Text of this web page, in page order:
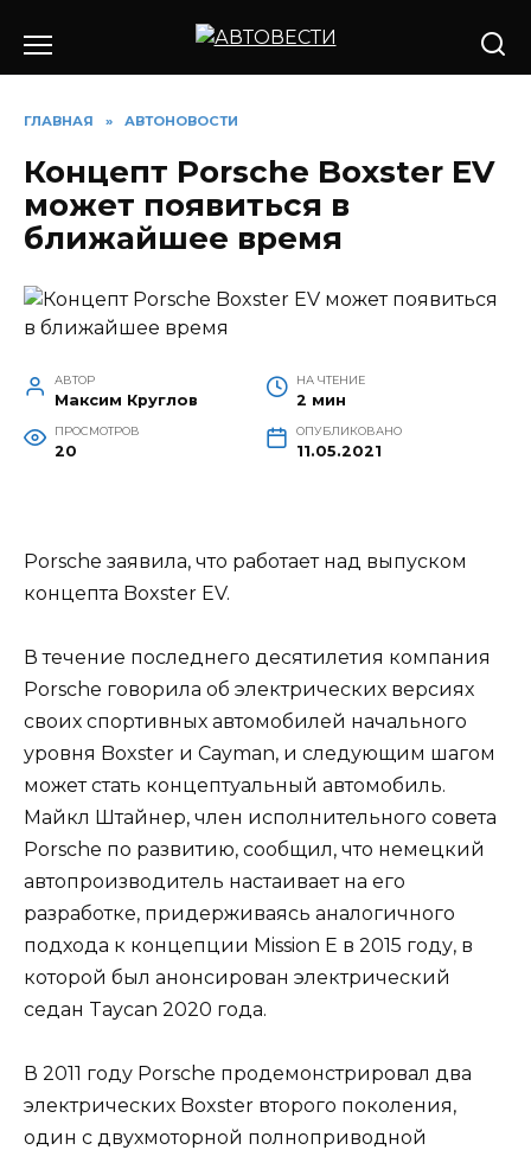
содержанию
ГЛАВНАЯ » АВТОНОВОСТИ
Концепт Porsche Boxster EV
может появиться в
ближайшее время
АВТОР
Максим Круглов
НА ЧТЕНИЕ
2 мин
ПРОСМОТРОВ
20
ОПУБЛИКОВАНО
11.05.2021
Porsche заявила, что работает над выпуском
концепта Boxster EV.
В течение последнего десятилетия компания
Porsche говорила об электрических версиях
своих спортивных автомобилей начального
уровня Boxster и Cayman, и следующим шагом
может стать концептуальный автомобиль.
Майкл Штайнер, член исполнительного совета
Porsche по развитию, сообщил, что немецкий
автопроизводитель настаивает на его
разработке, придерживаясь аналогичного
подхода к концепции Mission E в 2015 году, в
которой был анонсирован электрический
седан Taycan 2020 года.
В 2011 году Porsche продемонстрировал два
электрических Boxster второго поколения,
один с двухмоторной полноприводной